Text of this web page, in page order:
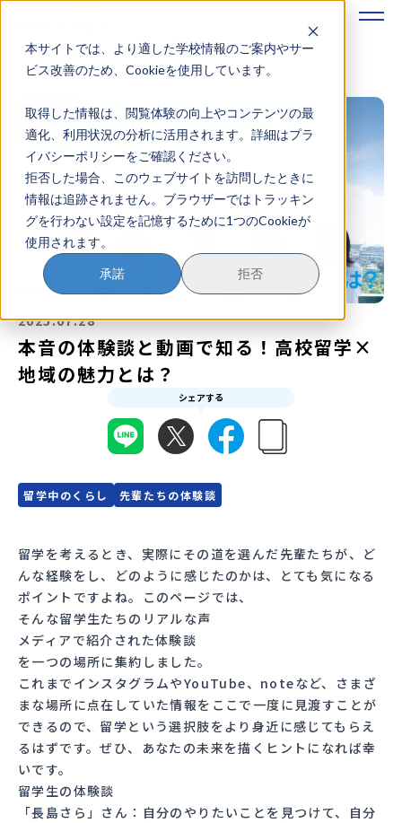
本サイトでは、より適した学校情報のご案内やサー
ビス改善のため、Cookieを使用しています。
取得した情報は、閲覧体験の向上やコンテンツの最
適化、利用状況の分析に活用されます。詳細はプラ
イバシーポリシーをご確認ください。
拒否した場合、このウェブサイトを訪問したときに
情報は追跡されません。ブラウザーではトラッキン
グを行わない設定を記憶するために1つのCookieが
使用されます。
承諾 拒否
地域みらい留学のすすめかた
地域みらい留学とは
学校を探す
イベントを探す
おためし地域留学
マガジン
奨学金について
MYページログイン
2025.07.28
本音の体験談と動画で知る！高校留学×
地域の魅力とは？
シェアする
留学中のくらし 先輩たちの体験談
留学を考えるとき、実際にその道を選んだ先輩たちが、ど
んな経験をし、どのように感じたのかは、とても気になる
ポイントですよね。このページでは、
そんな留学生たちのリアルな声
メディアで紹介された体験談
を一つの場所に集約しました。
これまでインスタグラムやYouTube、noteなど、さまざ
まな場所に点在していた情報をここで一度に見渡すことが
できるので、留学という選択肢をより身近に感じてもらえ
るはずです。ぜひ、あなたの未来を描くヒントになれば幸
いです。
留学生の体験談
「長島さら」さん：自分のやりたいことを見つけて、自分